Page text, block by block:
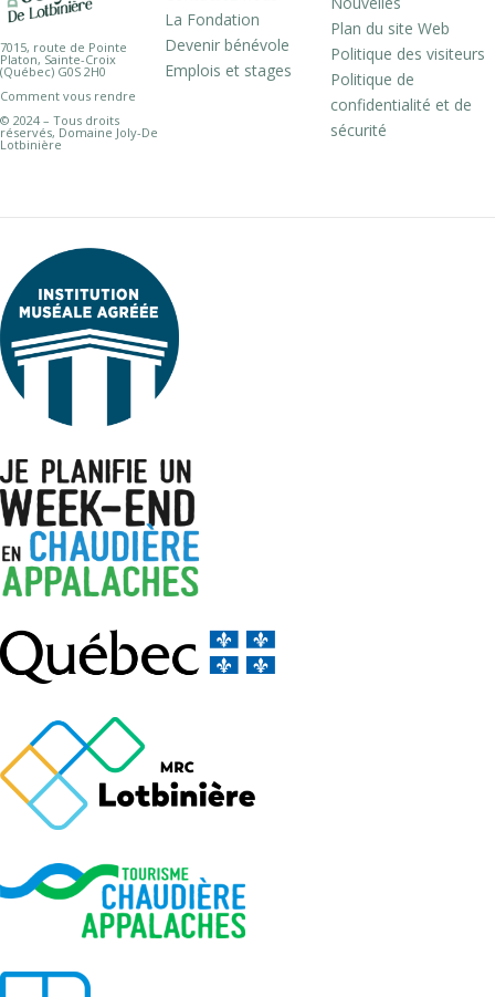
7015, route de Pointe
Platon, Sainte-Croix
(Québec) G0S 2H0
Comment vous rendre
© 2024 – Tous droits
réservés, Domaine Joly-De
Lotbinière
La Fondation
Devenir bénévole
Emplois et stages
Plan du site Web
Politique des visiteurs
Politique de
confidentialité et de
sécurité